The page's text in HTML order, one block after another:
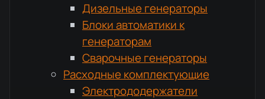
Дизельные генераторы
Блоки автоматики к
генераторам
Сварочные генераторы
Расходные комплектующие
Электрододержатели